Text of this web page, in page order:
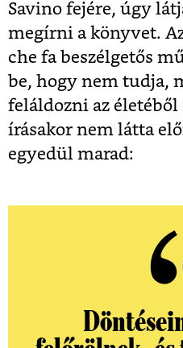
Savino fejére, úgy
megírni a könyvet.
che fa beszélgetős
be, hogy nem tudja,
feláldozni az életéből
írásakor nem látta
egyedül marad: